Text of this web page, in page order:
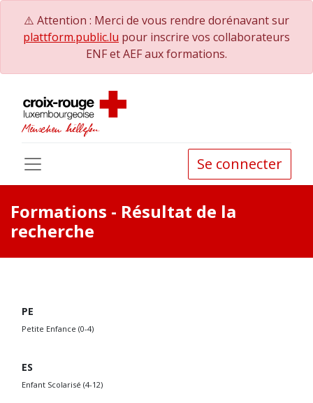
⚠️ Attention : Merci de vous rendre dorénavant sur
plattform.public.lu pour inscrire vos collaborateurs
ENF et AEF aux formations.
Se connecter
Formations - Résultat de la
recherche
PE
Petite Enfance (0-4)
ES
Enfant Scolarisé (4-12)